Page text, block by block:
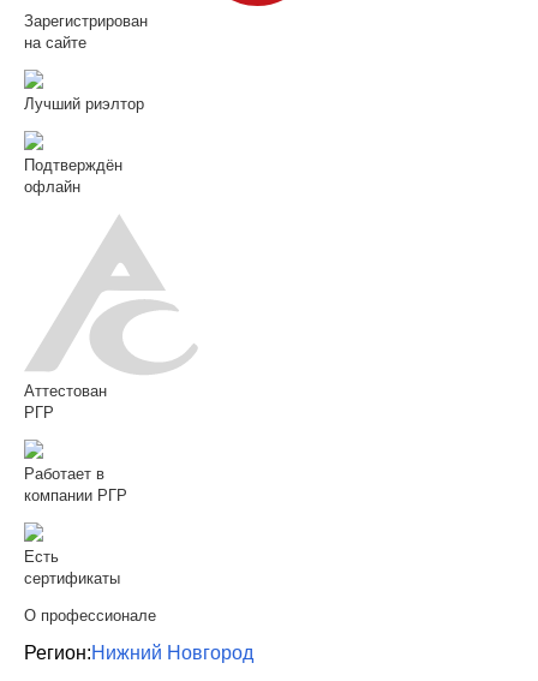
Зарегистрирован
на сайте
Лучший риэлтор
Подтверждён
офлайн
Аттестован
РГР
Работает в
компании РГР
Есть
сертификаты
О профессионале
Регион:Нижний Новгород